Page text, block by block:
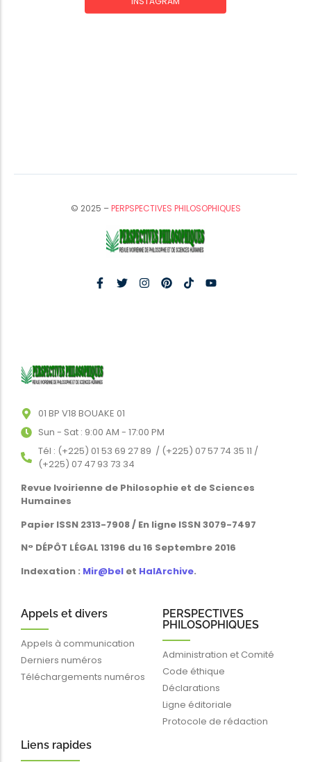
© 2025 –PERPSPECTIVES PHILOSOPHIQUES
01 BP V18 BOUAKE 01
Sun - Sat : 9:00 AM - 17:00 PM
Tél : (+225) 01 53 69 27 89 / (+225) 07 57 74 35 11 /
(+225) 07 47 93 73 34
Revue Ivoirienne de Philosophie et de Sciences
Humaines
Papier ISSN 2313-7908 / En ligne ISSN 3079-7497
N° DÉPÔT LÉGAL 13196 du 16 Septembre 2016
Indexation : Mir@bel et HalArchive.
Appels et divers
Appels à communication
Derniers numéros
Téléchargements numéros
PERSPECTIVES
PHILOSOPHIQUES
Administration et Comité
Code éthique
Déclarations
Ligne éditoriale
Protocole de rédaction
Liens rapides